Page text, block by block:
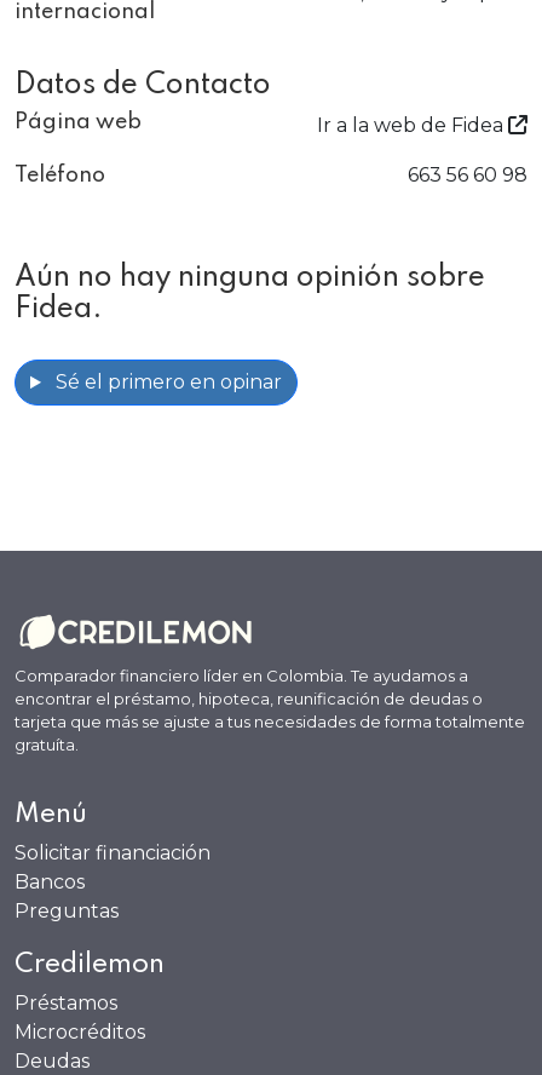
internacional
Datos de Contacto
Página web Ir a la web de Fidea
Teléfono 663 56 60 98
Aún no hay ninguna opinión sobre
Fidea.
Sé el primero en opinar
Comparador financiero líder en Colombia. Te ayudamos a
encontrar el préstamo, hipoteca, reunificación de deudas o
tarjeta que más se ajuste a tus necesidades de forma totalmente
gratuíta.
Menú
Solicitar financiación
Bancos
Preguntas
Credilemon
Préstamos
Microcréditos
Deudas